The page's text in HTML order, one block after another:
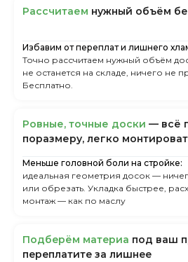
Рассчитаем нужный объём
Избавим от переплат и лишнего
Точно рассчитаем нужный объём
не останется на складе, ничего не
Бесплатно.
Ровные, точные доски — всё
поразмеру, легкo
Меньше головной боли на стройке:
идеальная геометрия досок —
или обрезать. Укладка быстрее,
монтаж — как по маслу
Пoдбepём мaтepиa пoд вaш
пepeплaтитe зa лишнee